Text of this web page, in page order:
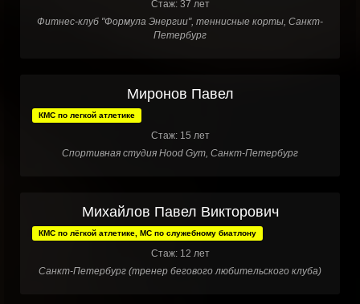
Стаж: 37 лет
Фитнес-клуб "Формула Энергии", теннисные корты, Санкт-
Петербург
Миронов Павел
КМС по легкой атлетике
Стаж: 15 лет
Спортивная студия Hood Gym, Санкт-Петербург
Михайлов Павел Викторович
КМС по лёгкой атлетике, МС по служебному биатлону
Стаж: 12 лет
Санкт-Петербург (тренер бегового любительского клуба)